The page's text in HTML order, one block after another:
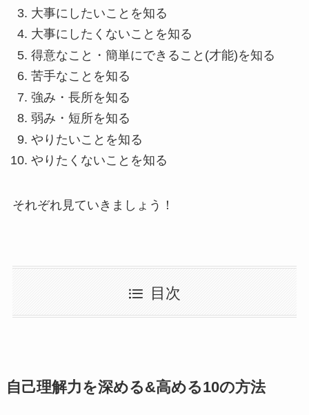
大事にしたいことを知る
大事にしたくないことを知る
得意なこと・簡単にできること(才能)を知る
苦手なことを知る
強み・長所を知る
弱み・短所を知る
やりたいことを知る
やりたくないことを知る
それぞれ見ていきましょう！
目次
自己理解力を深める&高める10の方法